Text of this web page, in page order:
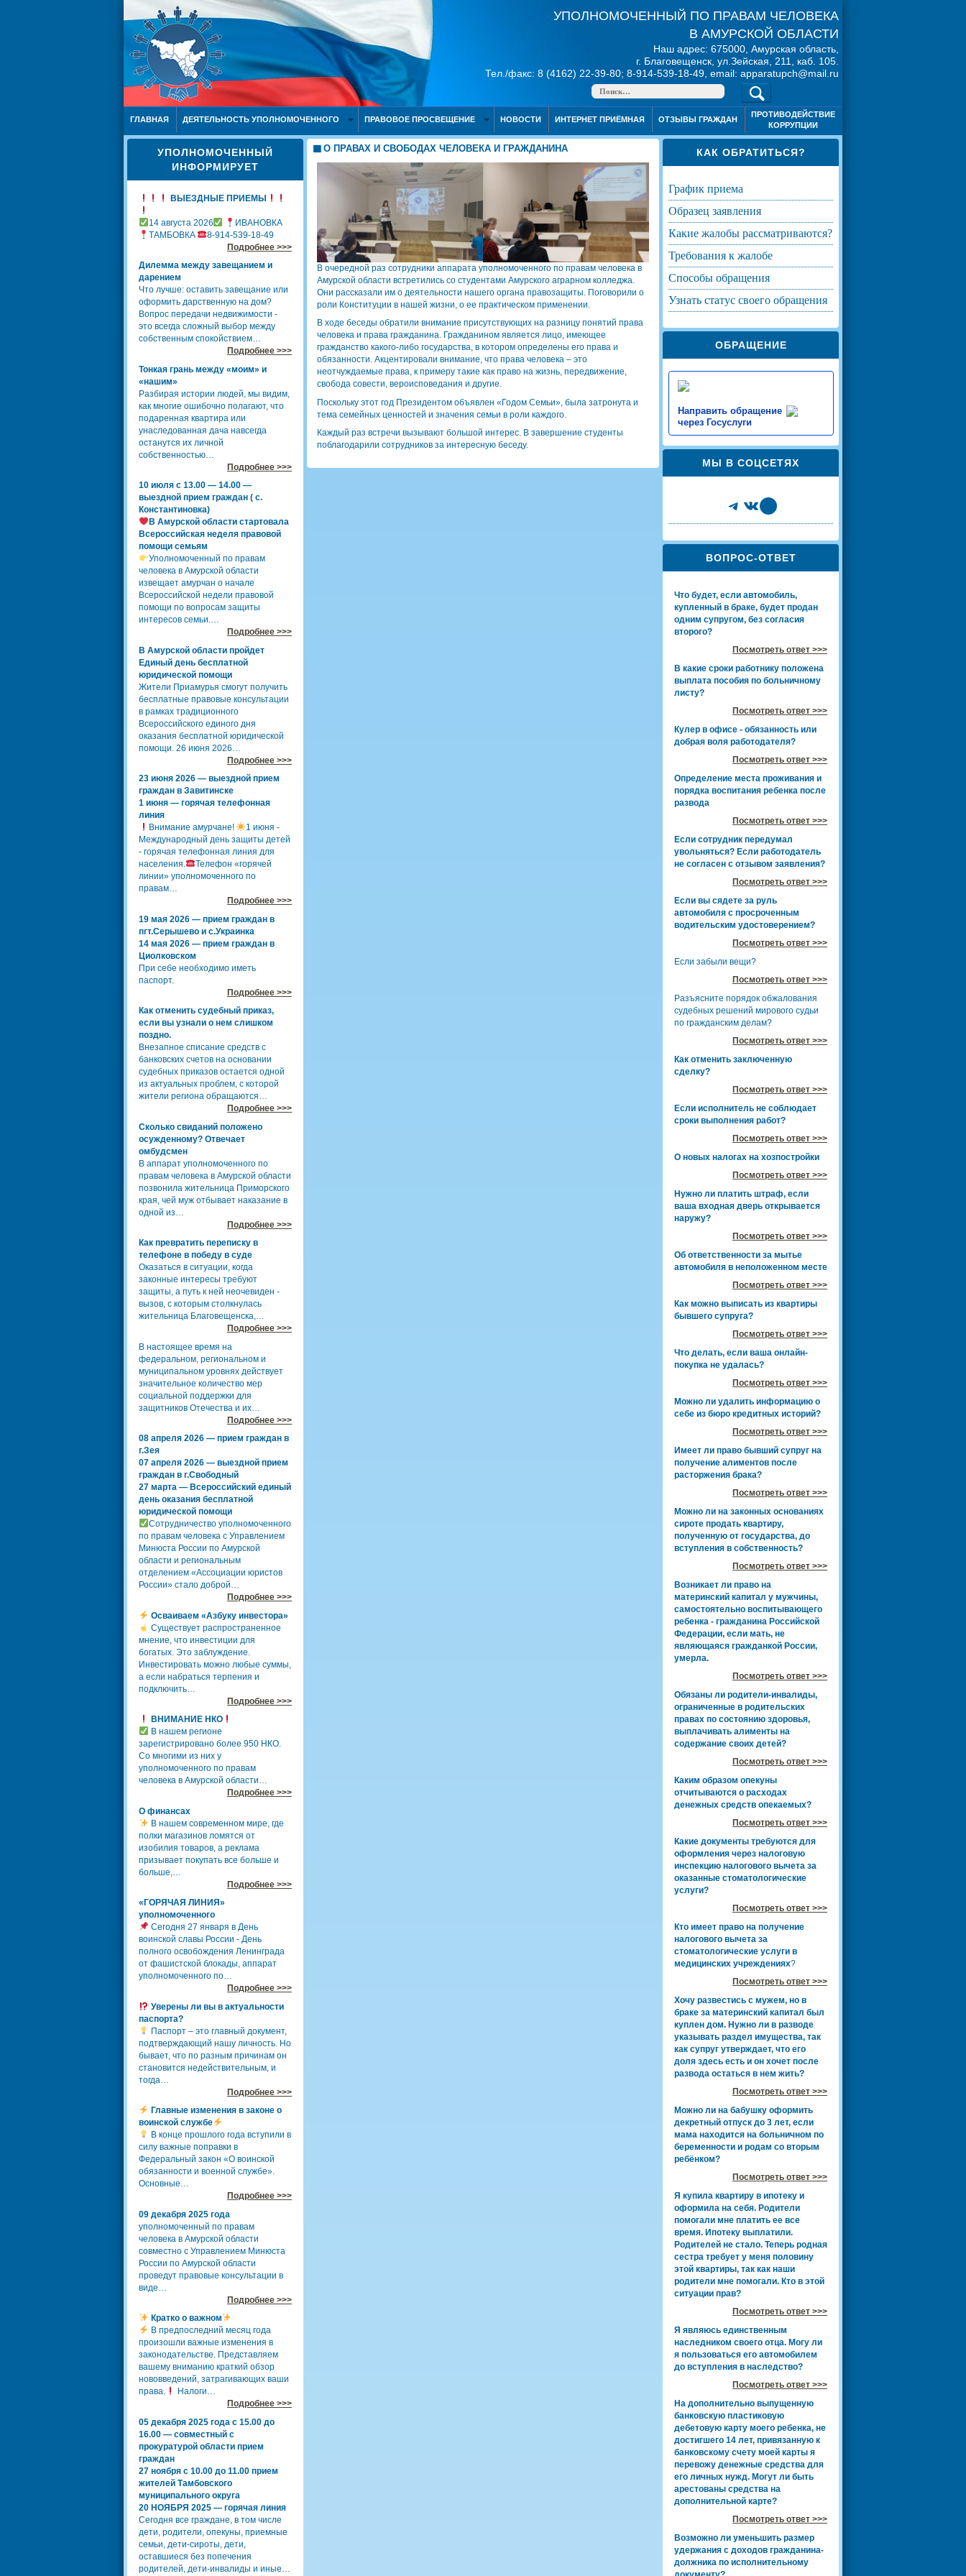
УПОЛНОМОЧЕННЫЙ ПО ПРАВАМ ЧЕЛОВЕКА
В АМУРСКОЙ ОБЛАСТИ
Наш адрес: 675000, Амурская область,
г. Благовещенск, ул.Зейская, 211, каб. 105.
Тел./факс: 8 (4162) 22-39-80; 8-914-539-18-49, email: apparatupch@mail.ru
ГЛАВНАЯ ДЕЯТЕЛЬНОСТЬ УПОЛНОМОЧЕННОГО ПРАВОВОЕ ПРОСВЕЩЕНИЕ НОВОСТИ ИНТЕРНЕТ ПРИЁМНАЯ ОТЗЫВЫ ГРАЖДАН
ПРОТИВОДЕЙСТВИЕ
КОРРУПЦИИ
УПОЛНОМОЧЕННЫЙ
ИНФОРМИРУЕТ
ВЫЕЗДНЫЕ ПРИЕМЫ
14 августа 2026
ИВАНОВКА
ТАМБОВКА
8-914-539-18-49
Подробнее >>>
Дилемма между завещанием и
дарением
Что лучше: оставить завещание или
оформить дарственную на дом?
Вопрос передачи недвижимости -
это всегда сложный выбор между
собственным спокойствием…
Подробнее >>>
Тонкая грань между «моим» и
«нашим»
Разбирая истории людей, мы видим,
как многие ошибочно полагают, что
подаренная квартира или
унаследованная дача навсегда
останутся их личной
собственностью…
Подробнее >>>
10 июля с 13.00 — 14.00 —
выездной прием граждан ( с.
Константиновка)
В Амурской области стартовала
Всероссийская неделя правовой
помощи семьям
Уполномоченный по правам
человека в Амурской области
извещает амурчан о начале
Всероссийской недели правовой
помощи по вопросам защиты
интересов семьи.…
Подробнее >>>
В Амурской области пройдет
Единый день бесплатной
юридической помощи
Жители Приамурья смогут получить
бесплатные правовые консультации
в рамках традиционного
Всероссийского единого дня
оказания бесплатной юридической
помощи. 26 июня 2026…
Подробнее >>>
23 июня 2026 — выездной прием
граждан в Завитинске
1 июня — горячая телефонная
линия
Внимание амурчане!
1 июня -
Международный день защиты детей
- горячая телефонная линия для
населения.
Телефон «горячей
линии» уполномоченного по
правам…
Подробнее >>>
19 мая 2026 — прием граждан в
пгт.Серышево и с.Украинка
14 мая 2026 — прием граждан в
Циолковском
При себе необходимо иметь
паспорт.
Подробнее >>>
Как отменить судебный приказ,
если вы узнали о нем слишком
поздно.
Внезапное списание средств с
банковских счетов на основании
судебных приказов остается одной
из актуальных проблем, с которой
жители региона обращаются…
Подробнее >>>
Сколько свиданий положено
осужденному? Отвечает
омбудсмен
В аппарат уполномоченного по
правам человека в Амурской области
позвонила жительница Приморского
края, чей муж отбывает наказание в
одной из…
Подробнее >>>
Как превратить переписку в
телефоне в победу в суде
Оказаться в ситуации, когда
законные интересы требуют
защиты, а путь к ней неочевиден -
вызов, с которым столкнулась
жительница Благовещенска,…
Подробнее >>>
В настоящее время на
федеральном, региональном и
муниципальном уровнях действует
значительное количество мер
социальной поддержки для
защитников Отечества и их…
Подробнее >>>
08 апреля 2026 — прием граждан в
г.Зея
07 апреля 2026 — выездной прием
граждан в г.Свободный
27 марта — Всероссийский единый
день оказания бесплатной
юридической помощи
Сотрудничество уполномоченного
по правам человека с Управлением
Минюста России по Амурской
области и региональным
отделением «Ассоциации юристов
России» стало доброй…
Подробнее >>>
Осваиваем «Азбуку инвестора»
Существует распространенное
мнение, что инвестиции для
богатых. Это заблуждение.
Инвестировать можно любые суммы,
а если набраться терпения и
подключить…
Подробнее >>>
ВНИМАНИЕ НКО
В нашем регионе
зарегистрировано более 950 НКО.
Со многими из них у
уполномоченного по правам
человека в Амурской области…
Подробнее >>>
О финансах
В нашем современном мире, где
полки магазинов ломятся от
изобилия товаров, а реклама
призывает покупать все больше и
больше,…
Подробнее >>>
«ГОРЯЧАЯ ЛИНИЯ»
уполномоченного
Сегодня 27 января в День
воинской славы России - День
полного освобождения Ленинграда
от фашистской блокады, аппарат
уполномоченного по…
Подробнее >>>
Уверены ли вы в актуальности
паспорта?
Паспорт – это главный документ,
подтверждающий нашу личность. Но
бывает, что по разным причинам он
становится недействительным, и
тогда…
Подробнее >>>
Главные изменения в законе о
воинской службе
В конце прошлого года вступили в
силу важные поправки в
Федеральный закон «О воинской
обязанности и военной службе».
Основные…
Подробнее >>>
09 декабря 2025 года
уполномоченный по правам
человека в Амурской области
совместно с Управлением Минюста
России по Амурской области
проведут правовые консультации в
виде…
Подробнее >>>
Кратко о важном
В предпоследний месяц года
произошли важные изменения в
законодательстве. Представляем
вашему вниманию краткий обзор
нововведений, затрагивающих ваши
права.
Налоги…
Подробнее >>>
05 декабря 2025 года с 15.00 до
16.00 — совместный с
прокуратурой области прием
граждан
27 ноября с 10.00 до 11.00 прием
жителей Тамбовского
муниципального округа
20 НОЯБРЯ 2025 — горячая линия
Сегодня все граждане, в том числе
дети, родители, опекуны, приемные
семьи, дети-сироты, дети,
оставшиеся без попечения
родителей, дети-инвалиды и иные…
О ПРАВАХ И СВОБОДАХ ЧЕЛОВЕКА И ГРАЖДАНИНА
В очередной раз сотрудники аппарата уполномоченного по правам человека в
Амурской области встретились со студентами Амурского аграрном колледжа.
Они рассказали им о деятельности нашего органа правозащиты. Поговорили о
роли Конституции в нашей жизни, о ее практическом применении.
В ходе беседы обратили внимание присутствующих на разницу понятий права
человека и права гражданина. Гражданином является лицо, имеющее
гражданство какого-либо государства, в котором определены его права и
обязанности. Акцентировали внимание, что права человека – это
неотчуждаемые права, к примеру такие как право на жизнь, передвижение,
свобода совести, вероисповедания и другие.
Поскольку этот год Президентом объявлен «Годом Семьи», была затронута и
тема семейных ценностей и значения семьи в роли каждого.
Каждый раз встречи вызывают большой интерес. В завершение студенты
поблагодарили сотрудников за интересную беседу.
КАК ОБРАТИТЬСЯ?
график приема
образец заявления
какие жалобы рассматриваются?
требования к жалобе
способы обращения
узнать статус своего обращения
ОБРАЩЕНИЕ
Направить обращение
через Госуслуги
МЫ В СОЦСЕТЯХ
Telegram
VKShare Icon
ВОПРОС-ОТВЕТ
Что будет, если автомобиль,
купленный в браке, будет продан
одним супругом, без согласия
второго?
Посмотреть ответ >>>
В какие сроки работнику положена
выплата пособия по больничному
листу?
Посмотреть ответ >>>
Кулер в офисе - обязанность или
добрая воля работодателя?
Посмотреть ответ >>>
Определение места проживания и
порядка воспитания ребенка после
развода
Посмотреть ответ >>>
Если сотрудник передумал
увольняться? Если работодатель
не согласен с отзывом заявления?
Посмотреть ответ >>>
Если вы сядете за руль
автомобиля с просроченным
водительским удостоверением?
Посмотреть ответ >>>
Если забыли вещи?
Посмотреть ответ >>>
Разъясните порядок обжалования
судебных решений мирового судьи
по гражданским делам?
Посмотреть ответ >>>
Как отменить заключенную
сделку?
Посмотреть ответ >>>
Если исполнитель не соблюдает
сроки выполнения работ?
Посмотреть ответ >>>
О новых налогах на хозпостройки
Посмотреть ответ >>>
Нужно ли платить штраф, если
ваша входная дверь открывается
наружу?
Посмотреть ответ >>>
Об ответственности за мытье
автомобиля в неположенном месте
Посмотреть ответ >>>
Как можно выписать из квартиры
бывшего супруга?
Посмотреть ответ >>>
Что делать, если ваша онлайн-
покупка не удалась?
Посмотреть ответ >>>
Можно ли удалить информацию о
себе из бюро кредитных историй?
Посмотреть ответ >>>
Имеет ли право бывший супруг на
получение алиментов после
расторжения брака?
Посмотреть ответ >>>
Можно ли на законных основаниях
сироте продать квартиру,
полученную от государства, до
вступления в собственность?
Посмотреть ответ >>>
Возникает ли право на
материнский капитал у мужчины,
самостоятельно воспитывающего
ребенка - гражданина Российской
Федерации, если мать, не
являющаяся гражданкой России,
умерла.
Посмотреть ответ >>>
Обязаны ли родители-инвалиды,
ограниченные в родительских
правах по состоянию здоровья,
выплачивать алименты на
содержание своих детей?
Посмотреть ответ >>>
Каким образом опекуны
отчитываются о расходах
денежных средств опекаемых?
Посмотреть ответ >>>
Какие документы требуются для
оформления через налоговую
инспекцию налогового вычета за
оказанные стоматологические
услуги?
Посмотреть ответ >>>
Кто имеет право на получение
налогового вычета за
стоматологические услуги в
медицинских учреждениях?
Посмотреть ответ >>>
Хочу развестись с мужем, но в
браке за материнский капитал был
куплен дом. Нужно ли в разводе
указывать раздел имущества, так
как супруг утверждает, что его
доля здесь есть и он хочет после
развода остаться в нем жить?
Посмотреть ответ >>>
Можно ли на бабушку оформить
декретный отпуск до 3 лет, если
мама находится на больничном по
беременности и родам со вторым
ребёнком?
Посмотреть ответ >>>
Я купила квартиру в ипотеку и
оформила на себя. Родители
помогали мне платить ее все
время. Ипотеку выплатили.
Родителей не стало. Теперь родная
сестра требует у меня половину
этой квартиры, так как наши
родители мне помогали. Кто в этой
ситуации прав?
Посмотреть ответ >>>
Я являюсь единственным
наследником своего отца. Могу ли
я пользоваться его автомобилем
до вступления в наследство?
Посмотреть ответ >>>
На дополнительно выпущенную
банковскую пластиковую
дебетовую карту моего ребенка, не
достигшего 14 лет, привязанную к
банковскому счету моей карты я
перевожу денежные средства для
его личных нужд. Могут ли быть
арестованы средства на
дополнительной карте?
Посмотреть ответ >>>
Возможно ли уменьшить размер
удержания с доходов гражданина-
должника по исполнительному